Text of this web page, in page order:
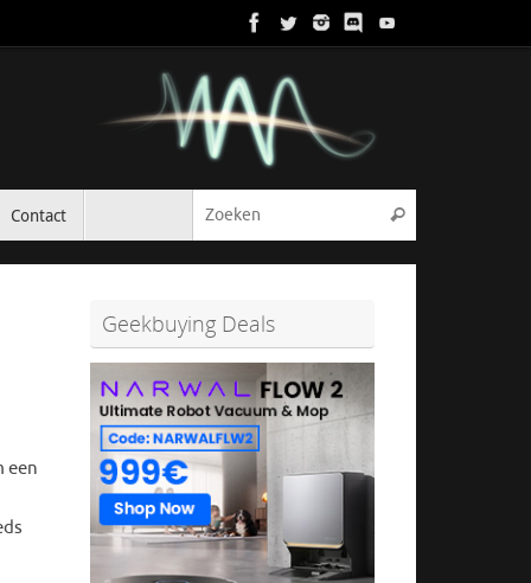
Contact Zoeken
een
Geekbuying Deals